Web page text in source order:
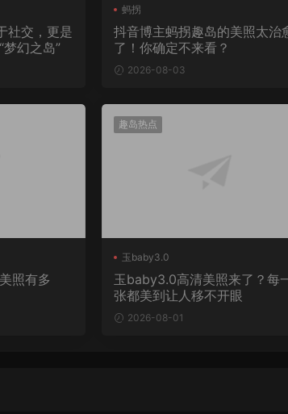
社交，更是
幻之岛”
蚂拐
抖音博主蚂拐趣岛的美照太治
了！你确定不来看？
2026-08-03
照有多
趣岛热点
玉baby3.0
玉baby3.0高清美照来了？每
张都美到让人移不开眼
2026-08-01